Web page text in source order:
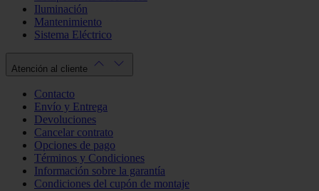
Iluminación
Mantenimiento
Sistema Eléctrico
Atención al cliente
Contacto
Envío y Entrega
Devoluciones
Cancelar contrato
Opciones de pago
Términos y Condiciones
Información sobre la garantía
Condiciones del cupón de montaje